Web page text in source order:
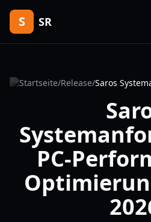
S SR
Startseite/Release/
PC-